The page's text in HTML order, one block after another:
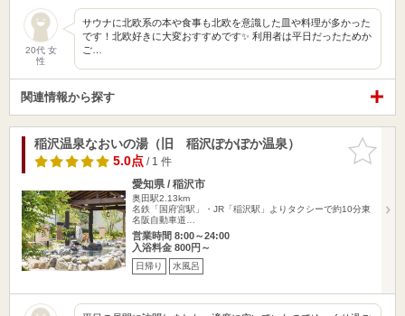
20代 女
性
サウナに北欧系の本や食事も北欧を意識した皿や料理が多かった
です！北欧好きに大変おすすめです✨ 利用者は平日だったためか
ご…
関連情報から探す
お気に入
りに追加
稲沢温泉なおいの湯（旧 稲沢ぽかぽか温泉）
5.0点/ 1 件
愛知県 / 稲沢市
奥田駅2.13km
名鉄「国府宮駅」・JR「稲沢駅」よりタクシーで約10分東
名阪自動車道…
営業時間 8:00～24:00
入浴料金 800円～
日帰り 水風呂